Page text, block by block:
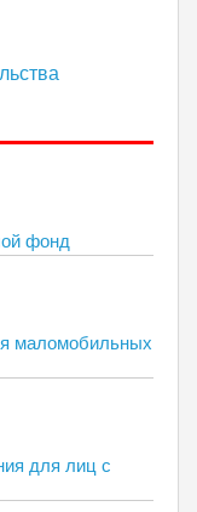
фонд
маломобильных
для лиц с